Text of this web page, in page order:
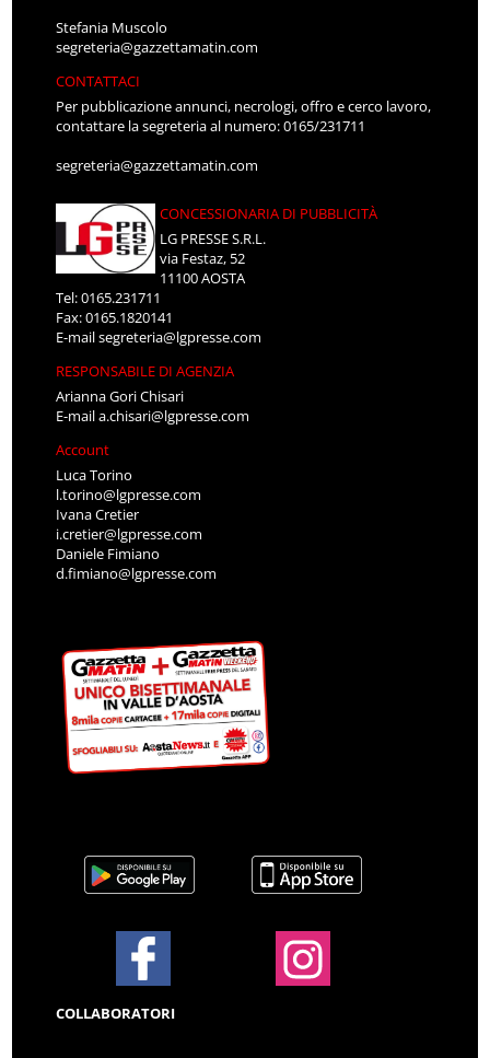
Stefania Muscolo
segreteria@gazzettamatin.com
CONTATTACI
Per pubblicazione annunci, necrologi, offro e cerco lavoro,
contattare la segreteria al numero: 0165/231711
segreteria@gazzettamatin.com
CONCESSIONARIA DI PUBBLICITÀ
LG PRESSE S.R.L.
via Festaz, 52
11100 AOSTA
Tel: 0165.231711
Fax: 0165.1820141
E-mailsegreteria@lgpresse.com
RESPONSABILE DI AGENZIA
Arianna Gori Chisari
E-maila.chisari@lgpresse.com
Account
Luca Torino
l.torino@lgpresse.com
Ivana Cretier
i.cretier@lgpresse.com
Daniele Fimiano
d.fimiano@lgpresse.com
COLLABORATORI